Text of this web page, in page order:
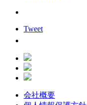
Tweet
会社概要